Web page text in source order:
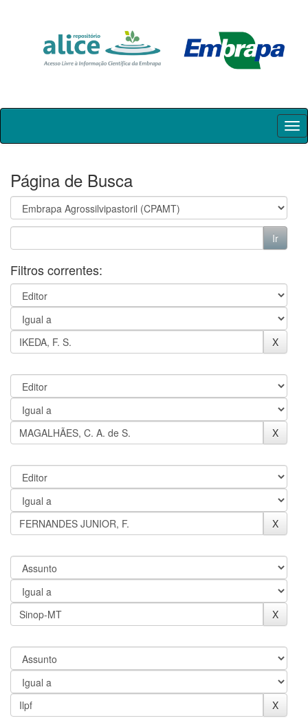
Skip
Página de Busca
Filtros correntes: